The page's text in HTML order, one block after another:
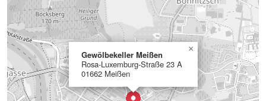
Gewölbekeller Meißen
Rosa-Luxemburg-Straße 23 A
01662 Meißen
×